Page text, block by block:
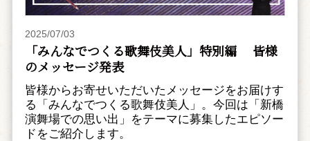
2025/07/03
「みんなでつくる歌舞伎美人」特別編 皆様
のメッセージ発表
皆様からお寄せいただいたメッセージをお届けす
る「みんなでつくる歌舞伎美人」。今回は「新橋
演舞場での思い出」をテーマに募集したエピソー
ドをご紹介します。